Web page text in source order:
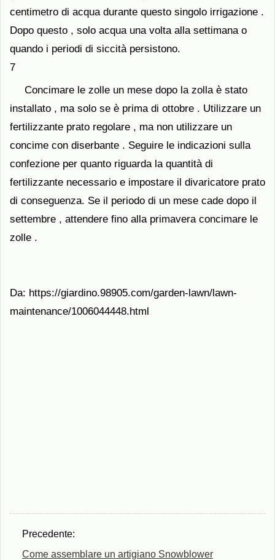
centimetro di acqua durante questo singolo irrigazione .
Dopo questo , solo acqua una volta alla settimana o
quando i periodi di siccità persistono.
7
Concimare le zolle un mese dopo la zolla è stato
installato , ma solo se è prima di ottobre . Utilizzare un
fertilizzante prato regolare , ma non utilizzare un
concime con diserbante . Seguire le indicazioni sulla
confezione per quanto riguarda la quantità di
fertilizzante necessario e impostare il divaricatore prato
di conseguenza. Se il periodo di un mese cade dopo il
settembre , attendere fino alla primavera concimare le
zolle .
Da: https://giardino.98905.com/garden-lawn/lawn-
maintenance/1006044448.html
Precedente:
Come assemblare un artigiano Snowblower